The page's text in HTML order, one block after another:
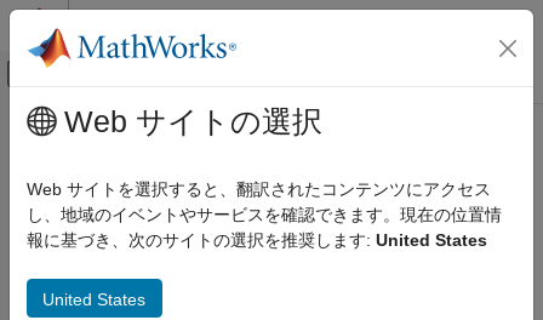
コンテンツへスキップ
オフキャンバス ナビゲーション メ
ドキュメンテーションのホーム
Parallel Computing Toolbox
GPU コンピューティング
メインコンテンツ
mexcuda
GPU 計算用の MEX 関数または PTX ファイルのコンパイル
構文
Web サイトの選択
Web サイトを選択すると、翻訳されたコンテンツにアクセス
し、地域のイベントやサービスを確認できます。現在の位置情
報に基づき、次のサイトの選択を推奨します: United States
United States